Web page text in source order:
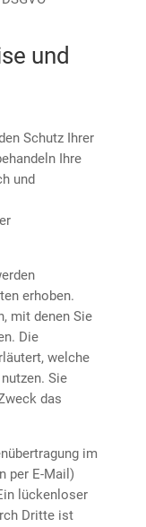
und
Schutz Ihrer
Ihre
und
erhoben.
mit denen Sie
Die
welche
Sie
das
im
per E-Mail)
lückenloser
Dritte ist